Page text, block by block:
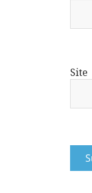
Site